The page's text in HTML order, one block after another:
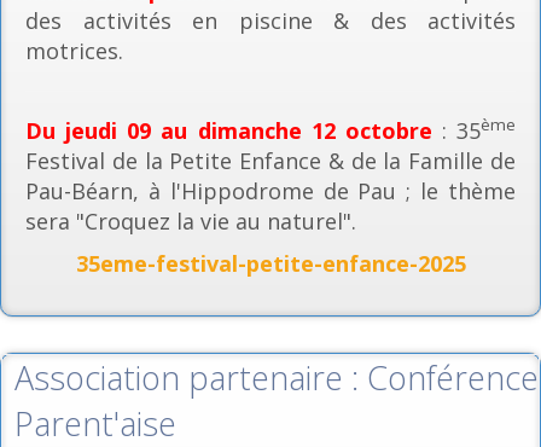
des activités en piscine & des activités
motrices.
Du jeudi 09 au dimanche 12 octobre : 35ème
Festival de la Petite Enfance & de la Famille de
Pau-Béarn, à l'Hippodrome de Pau ; le thème
sera "Croquez la vie au naturel".
35eme-festival-petite-enfance-2025
Association partenaire : Conférence
Parent'aise